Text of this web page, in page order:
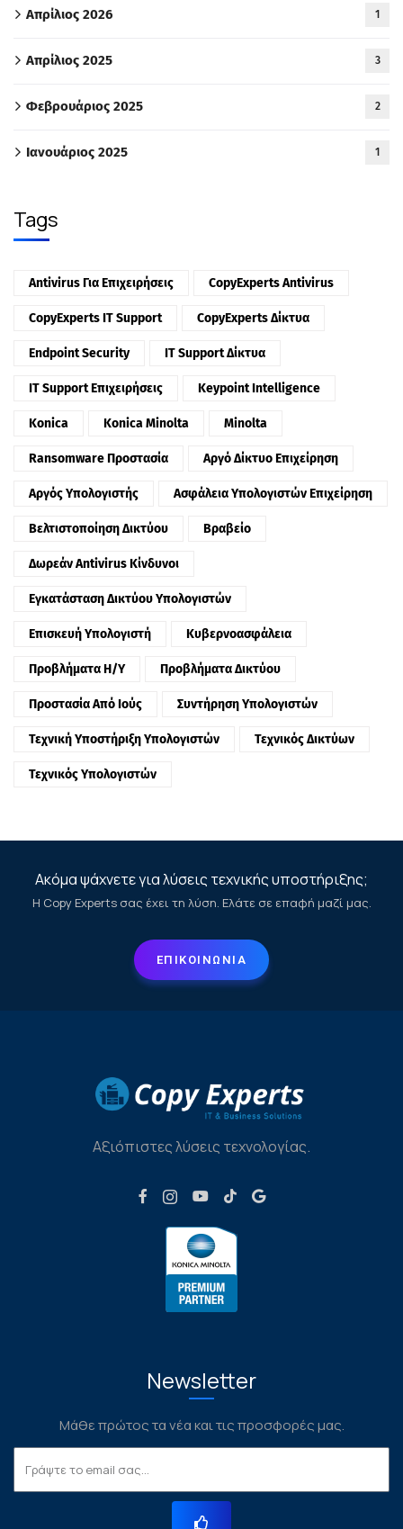
Απρίλιος 2026 1
Απρίλιος 2025 3
Φεβρουάριος 2025 2
Ιανουάριος 2025 1
Tags
Antivirus Για Επιχειρήσεις CopyExperts Antivirus
CopyExperts IT Support CopyExperts Δίκτυα
Endpoint Security IT Support Δίκτυα
IT Support Επιχειρήσεις Keypoint Intelligence
Konica Konica Minolta Minolta
Ransomware Προστασία Αργό Δίκτυο Επιχείρηση
Αργός Υπολογιστής Ασφάλεια Υπολογιστών Επιχείρηση
Βελτιστοποίηση Δικτύου Βραβείο
Δωρεάν Antivirus Κίνδυνοι
Εγκατάσταση Δικτύου Υπολογιστών
Επισκευή Υπολογιστή Κυβερνοασφάλεια
Προβλήματα Η/Υ Προβλήματα Δικτύου
Προστασία Από Ιούς Συντήρηση Υπολογιστών
Τεχνική Υποστήριξη Υπολογιστών Τεχνικός Δικτύων
Τεχνικός Υπολογιστών
Ακόμα ψάχνετε για λύσεις τεχνικής υποστήριξης;
Η Copy Experts σας έχει τη λύση. Ελάτε σε επαφή μαζί μας.
ΕΠΙΚΟΙΝΩΝΙΑ
Αξιόπιστες λύσεις τεχνολογίας.
Newsletter
Μάθε πρώτος τα νέα και τις προσφορές μας.